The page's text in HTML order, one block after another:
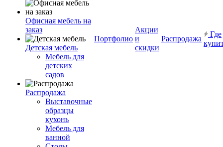
Офисная мебель на
заказ
Детская мебель
Мебель для
детских
садов
Распродажа
Выставочные
образцы
кухонь
Мебель для
ванной
Портфолио
Акции
и
скидки
Распродажа
Где